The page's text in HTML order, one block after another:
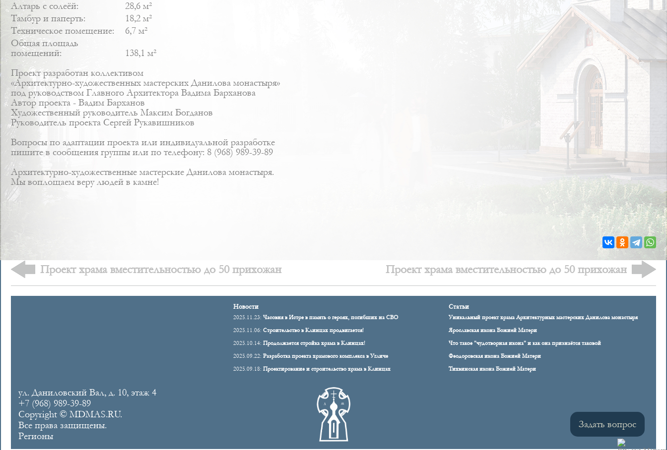
Задать вопрос
Алтарь с солеёй:
28,6 м²
Тамбур и паперть:
18,2 м²
Техническое помещение:
6,7 м²
Общая площадь
помещений:
138,1 м²
Проект разработан коллективом
«Архитектурно-художественных мастерских Данилова монастыря»
под руководством Главного Архитектора Вадима Барханова
Автор проекта - Вадим Барханов
Художественный руководитель Максим Богданов
Руководитель проекта Сергей Рукавишников
Вопросы по адаптации проекта или индивидуальной разработке
пишите в сообщения группы или по телефону: 8 (968) 989-39-89
Архитектурно-художественные мастерские Данилова монастыря.
Мы воплощаем веру людей в камне!
Проект храма вместительностью до 50 прихожан Проект храма вместительностью до 50 прихожан
Новости
2025.11.23:Часовня в Истре в память о героях, погибших на СВО
2025.11.06:Строительство в Клинцах продвигается!
2025.10.14:Продолжается стройка храма в Клинцах!
2025.09.22:Разработка проекта храмового комплекса в Угличе
2025.09.18:Проектирование и строительство храма в Клинцах
Статьи
Уникальный проект храма Архитектурных мастерских Данилова монастыря
Ярославская икона Божией Матери
Что такое "чудотворная икона" и как она признаётся таковой
Феодоровская икона Божией Матери
Тихвинская икона Божией Матери
ул. Даниловский Вал, д. 10, этаж 4
+7 (968) 989-39-89
Copyright © MDMAS.RU.
Все права защищены.
Регионы